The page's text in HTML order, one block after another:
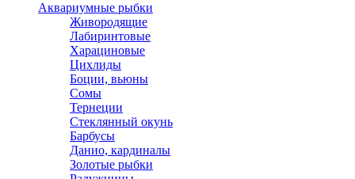
Аквариумные рыбки
Живородящие
Лабиринтовые
Харациновые
Цихлиды
Боции, вьюны
Сомы
Тернеции
Стеклянный окунь
Барбусы
Данио, кардиналы
Золотые рыбки